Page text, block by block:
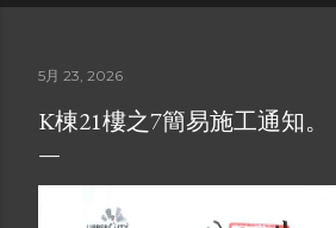
5月 23, 2026
K棟21樓之7簡易施工通知。